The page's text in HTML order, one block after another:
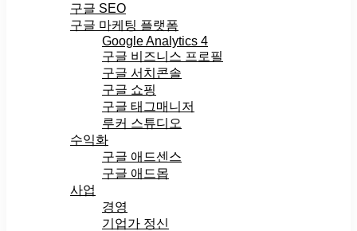
구글 SEO
구글 마케팅 플랫폼
Google Analytics 4
구글 비즈니스 프로필
구글 서치콘솔
구글 쇼핑
구글 태그매니저
루커 스튜디오
수익화
구글 애드센스
구글 애드몹
사업
경영
기업가 정신